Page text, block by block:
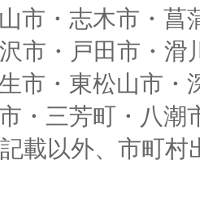
市・志木市・菖
市・戸田市・
市・東松山市
・三芳町・八潮
載以外、市町村